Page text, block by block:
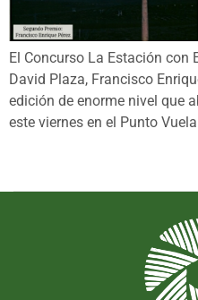
El Concurso La Estación con
David Plaza, Francisco
edición de enorme nivel que
este viernes en el Punto Vuela